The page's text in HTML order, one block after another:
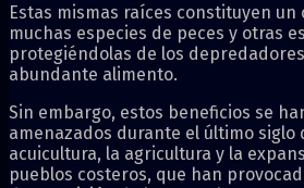
Estas mismas raíces constituyen
muchas especies de peces y otras
protegiéndolas de los
abundante alimento.
Sin embargo, estos beneficios se
amenazados durante el último siglo
acuicultura, la agricultura y la
pueblos costeros, que han